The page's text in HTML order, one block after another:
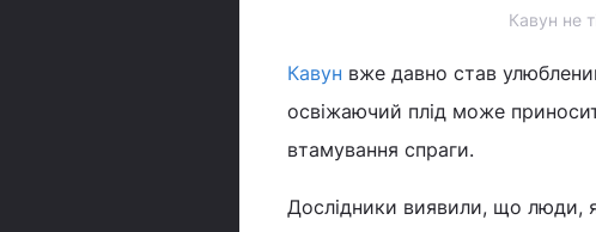
Кавун не
Кавун вже давно став
освіжаючий плід може
втамування спраги.
Дослідники виявили, що люди,